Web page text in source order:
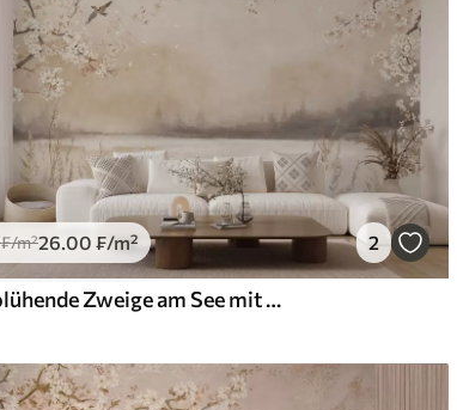
₣/m²26.00 ₣/m² 2
Zarte blühende Zweige am See mit Vögeln im leichten Nebel